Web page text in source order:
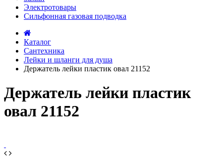
Электротовары
Сильфонная газовая подводка
Каталог
Сантехника
Лейки и шланги для душа
Держатель лейки пластик овал 21152
Держатель лейки пластик
овал 21152